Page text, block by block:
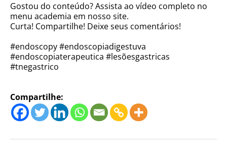
Gostou do conteúdo? Assista ao vídeo completo no
menu academia em nosso site.
Curta! Compartilhe! Deixe seus comentários!
#endoscopy #endoscopiadigestuva
#endoscopiaterapeutica #lesõesgastricas
#tnegastrico
Compartilhe: